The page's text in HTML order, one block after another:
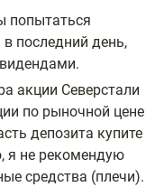
попытаться
последний день,
акции Северстали
по рыночной цене
депозита купите
я не рекомендую
средства (плечи).